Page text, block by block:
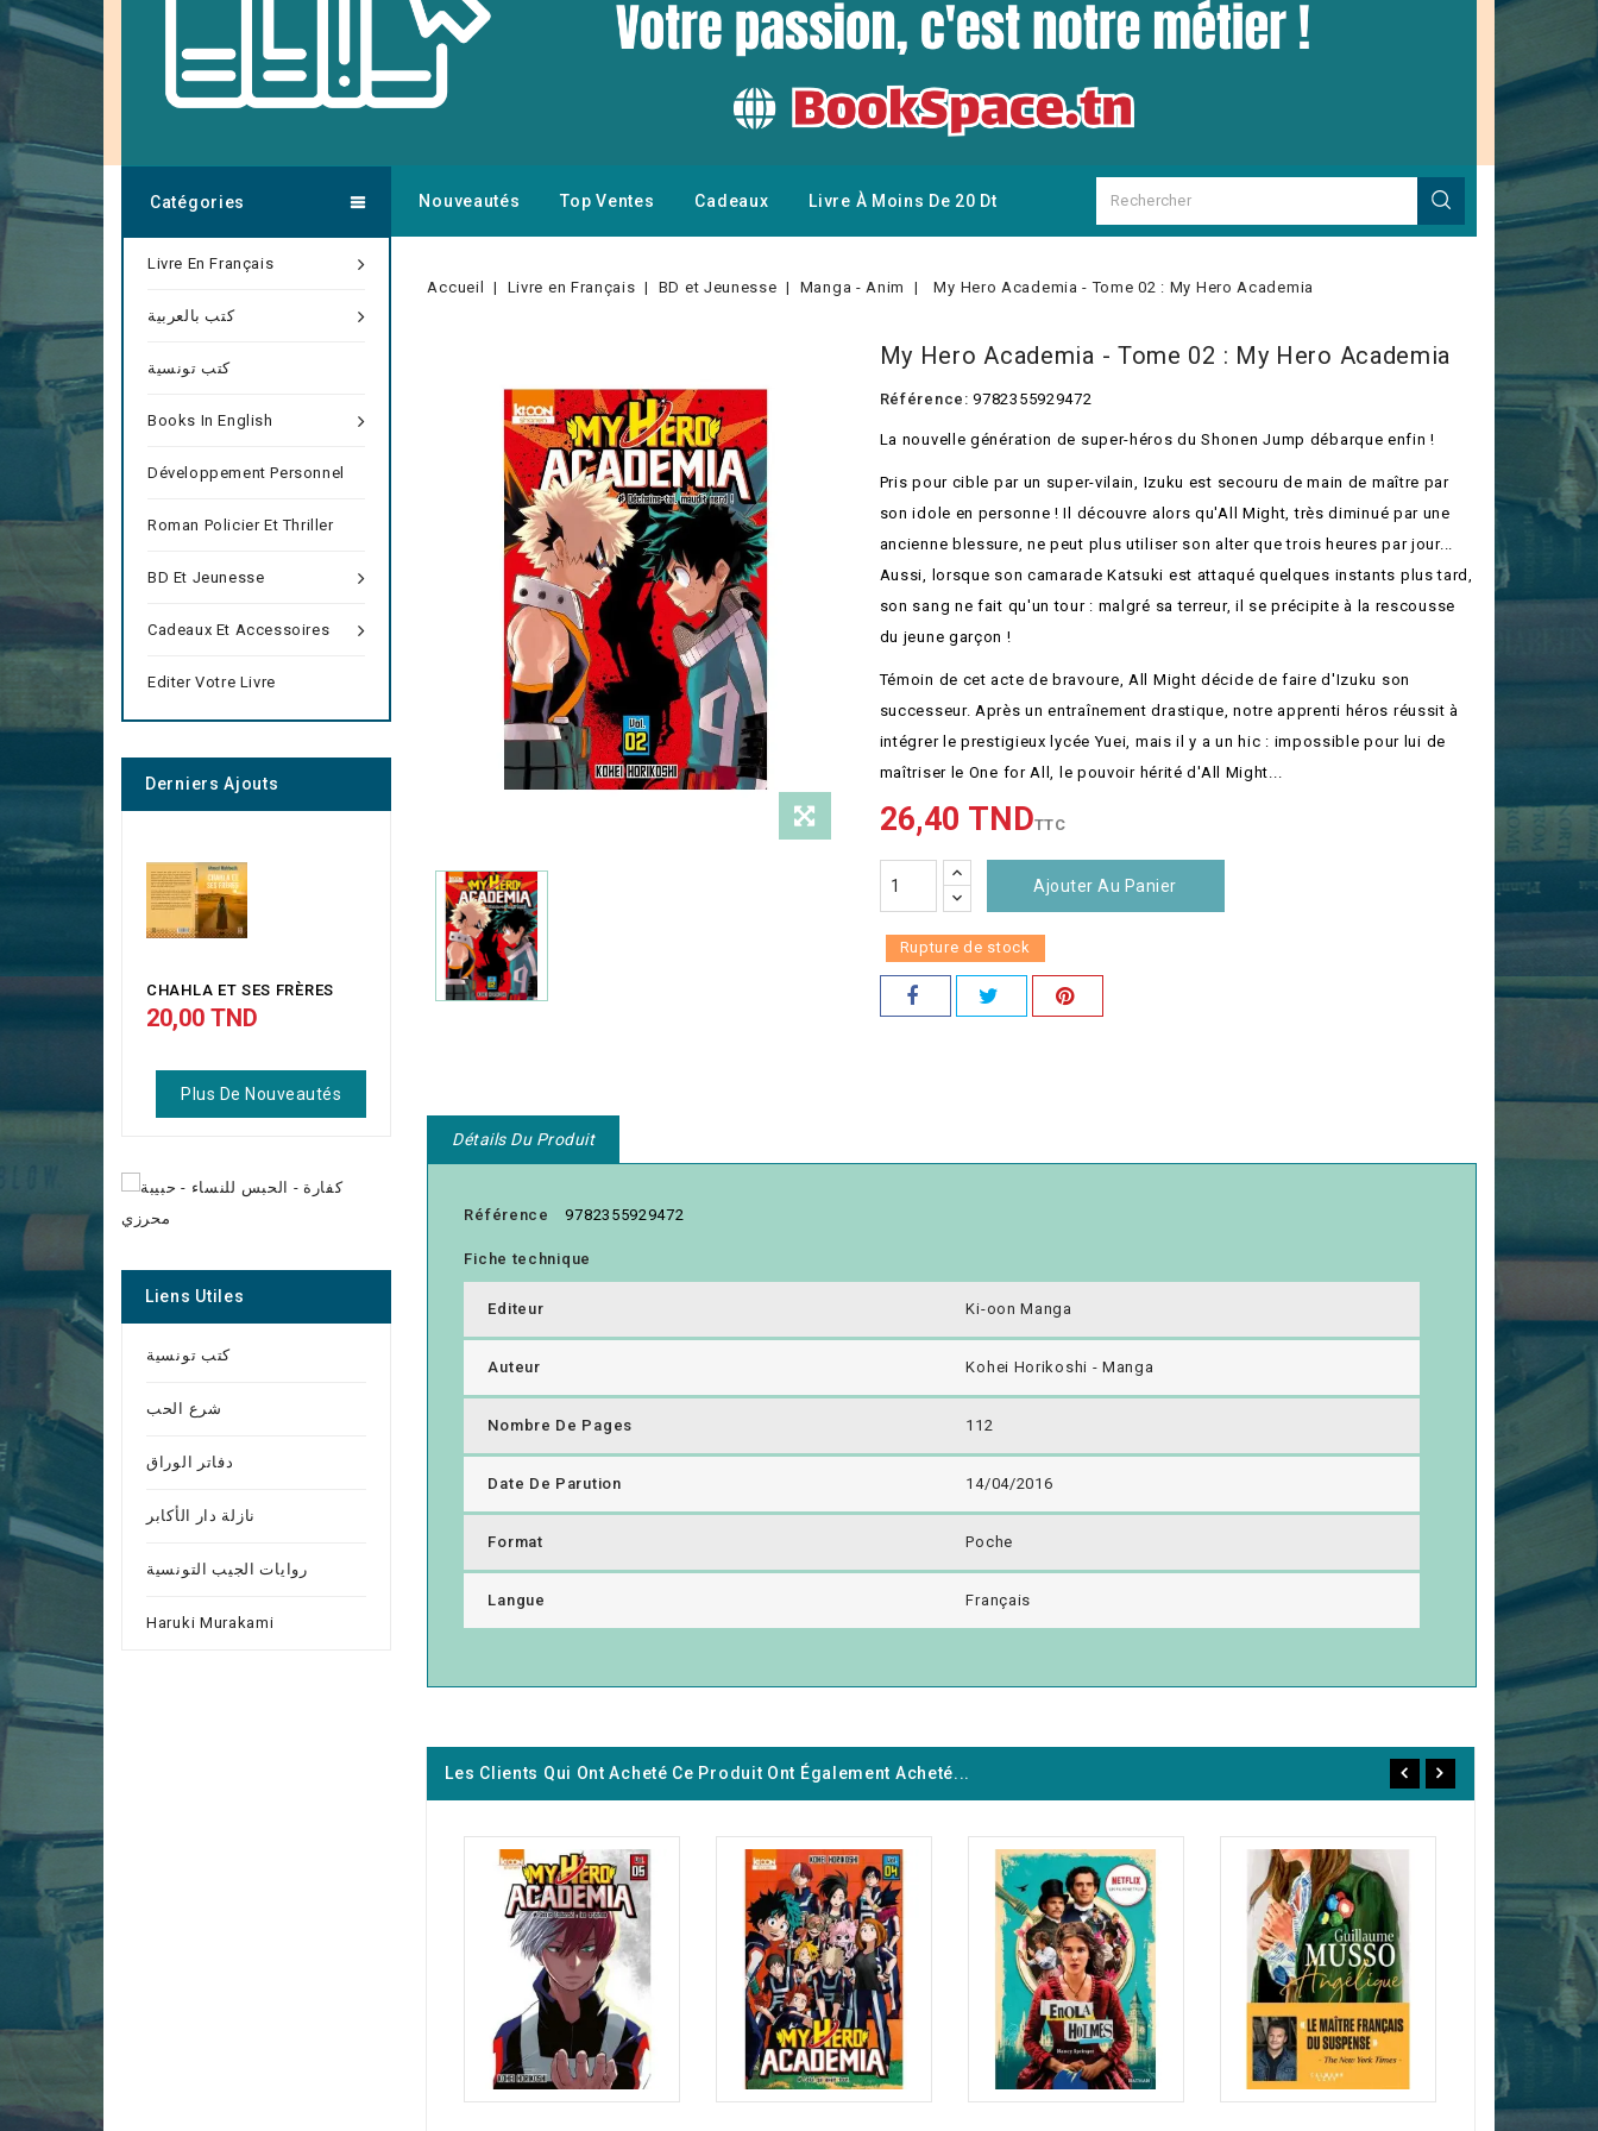
Nouveautés Top Ventes Cadeaux Livre À Moins De 20 Dt
Catégories
Livre En Français
كتب بالعربية
كتب تونسية
Books In English
Développement Personnel
Roman Policier Et Thriller
BD Et Jeunesse
Cadeaux Et Accessoires
Editer Votre Livre
Derniers Ajouts
CHAHLA ET SES FRЀRES
Prix
20,00 TND
Plus De Nouveautés
Liens Utiles
كتب تونسية
شرع الحب
دفاتر الوراق
نازلة دار الأكابر
روايات الجيب التونسية
Haruki Murakami
Accueil Livre en Français BD et Jeunesse Manga - Anim My Hero Academia - Tome 02 : My Hero Academia
My Hero Academia - Tome 02 : My Hero Academia
Référence: 9782355929472
La nouvelle génération de super-héros du Shonen Jump débarque enfin !
Pris pour cible par un super-vilain, Izuku est secouru de main de maître par
son idole en personne ! Il découvre alors qu'All Might, très diminué par une
ancienne blessure, ne peut plus utiliser son alter que trois heures par jour...
Aussi, lorsque son camarade Katsuki est attaqué quelques instants plus tard,
son sang ne fait qu'un tour : malgré sa terreur, il se précipite à la rescousse
du jeune garçon !
Témoin de cet acte de bravoure, All Might décide de faire d'Izuku son
successeur. Après un entraînement drastique, notre apprenti héros réussit à
intégrer le prestigieux lycée Yuei, mais il y a un hic : impossible pour lui de
maîtriser le One for All, le pouvoir hérité d'All Might...
26,40 TNDTTC
Ajouter Au Panier
Rupture de stock
Détails Du Produit
Référence 9782355929472
Fiche technique
Editeur Ki-oon Manga
Auteur Kohei Horikoshi - Manga
Nombre De Pages 112
Date De Parution 14/04/2016
Format Poche
Langue Français
Les Clients Qui Ont Acheté Ce Produit Ont Également Acheté...